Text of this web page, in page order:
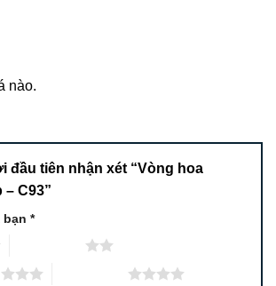
nào.
đầu tiên nhận xét “Vòng hoa
– C93”
bạn *